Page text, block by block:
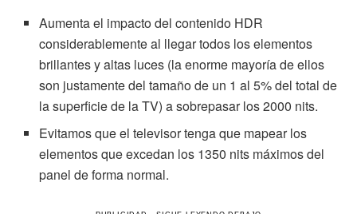
Aumenta el impacto del contenido HDR
considerablemente al llegar todos los elementos
brillantes y altas luces (la enorme mayoría de ellos
son justamente del tamaño de un 1 al 5% del total de
la superficie de la TV) a sobrepasar los 2000 nits.
Evitamos que el televisor tenga que mapear los
elementos que excedan los 1350 nits máximos del
panel de forma normal.